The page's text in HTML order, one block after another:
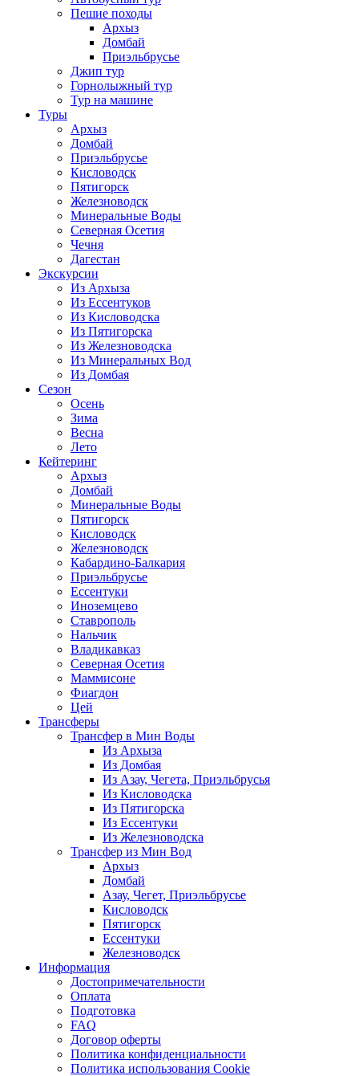
Пешие походы
Архыз
Домбай
Приэльбрусье
Джип тур
Горнолыжный тур
Тур на машине
Туры
Архыз
Домбай
Приэльбрусье
Кисловодск
Пятигорск
Железноводск
Минеральные Воды
Северная Осетия
Чечня
Дагестан
Экскурсии
Из Архыза
Из Ессентуков
Из Кисловодска
Из Пятигорска
Из Железноводска
Из Минеральных Вод
Из Домбая
Сезон
Осень
Зима
Весна
Лето
Кейтеринг
Архыз
Домбай
Минеральные Воды
Пятигорск
Кисловодск
Железноводск
Кабардино-Балкария
Приэльбрусье
Ессентуки
Иноземцево
Ставрополь
Нальчик
Владикавказ
Северная Осетия
Маммисоне
Фиагдон
Цей
Трансферы
Трансфер в Мин Воды
Из Архыза
Из Домбая
Из Азау, Чегета, Приэльбрусья
Из Кисловодска
Из Пятигорска
Из Ессентуки
Из Железноводска
Трансфер из Мин Вод
Архыз
Домбай
Азау, Чегет, Приэльбрусье
Кисловодск
Пятигорск
Ессентуки
Железноводск
Информация
Достопримечательности
Оплата
Подготовка
FAQ
Договор оферты
Политика конфиденциальности
Политика использования Cookie